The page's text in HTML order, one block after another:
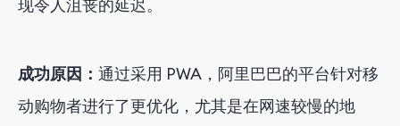
现令人沮丧的延迟。
成功原因： 通过采用 PWA，阿里巴巴的平台针对移
动购物者进行了更优化，尤其是在网速较慢的地